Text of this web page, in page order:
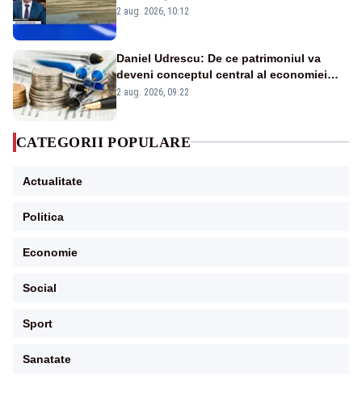
protejăm și natura, dar nu șținem omaneii
2 aug. 2026, 10:12
Daniel Udrescu: De ce patrimoniul va
deveni conceptul central al economiei
viitoare?
2 aug. 2026, 09:22
CATEGORII POPULARE
Actualitate
Politica
Economie
Social
Sport
Sanatate